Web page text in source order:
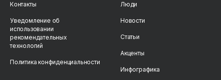
Контакты
Уведомление об
использовании
рекомендательных
технологий
Политика конфиденциальности
Люди
Новости
Статьи
Акценты
Инфографика